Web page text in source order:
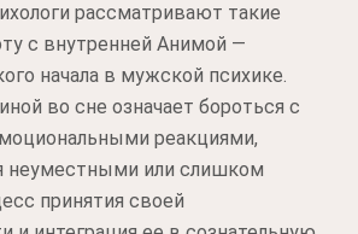
рассматривают такие
с внутренней Анимой —
начала в мужской психике.
во сне означает бороться с
реакциями,
неуместными или слишком
принятия своей